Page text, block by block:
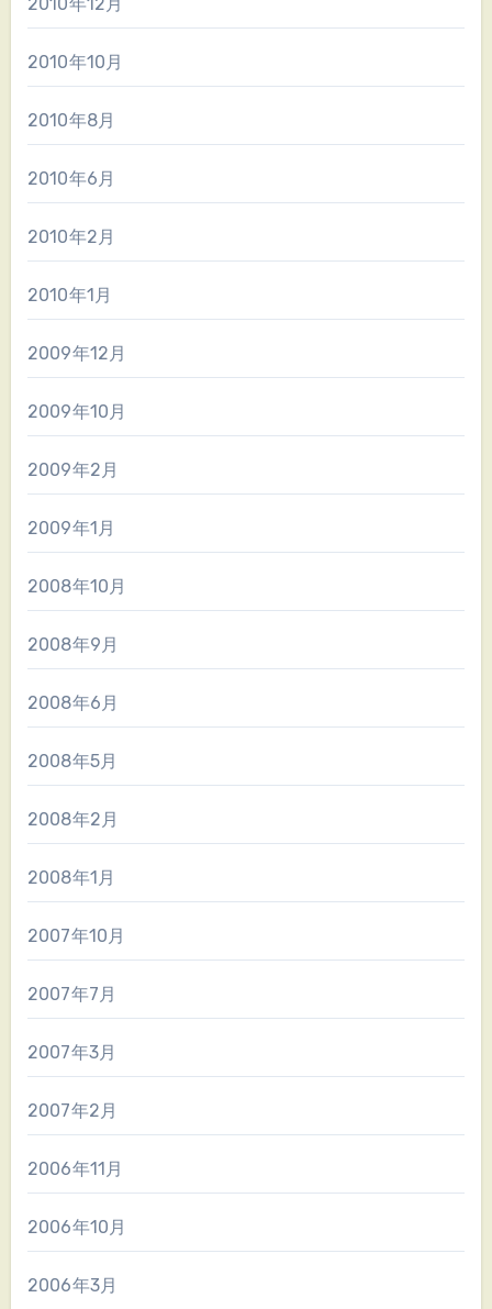
2010年10月
2010年8月
2010年6月
2010年2月
2010年1月
2009年12月
2009年10月
2009年2月
2009年1月
2008年10月
2008年9月
2008年6月
2008年5月
2008年2月
2008年1月
2007年10月
2007年7月
2007年3月
2007年2月
2006年11月
2006年10月
2006年3月